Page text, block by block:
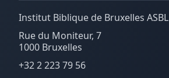
Institut Biblique de Bruxelles ASBL
Rue du Moniteur, 7
1000 Bruxelles
+32 2 223 79 56